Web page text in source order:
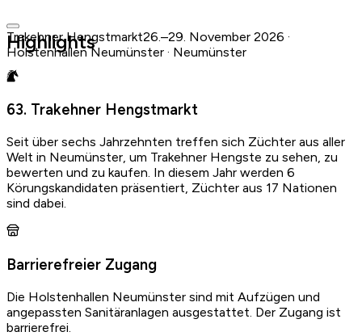
Trakehner Hengstmarkt26.–29. November 2026 ·
Holstenhallen Neumünster · Neumünster
Mehr erfahren
Offizielle Website ansehen
Apple & Outlook
Google
Highlights
63. Trakehner Hengstmarkt
Seit über sechs Jahrzehnten treffen sich Züchter aus aller
Welt in Neumünster, um Trakehner Hengste zu sehen, zu
bewerten und zu kaufen. In diesem Jahr werden 6
Körungskandidaten präsentiert, Züchter aus 17 Nationen
sind dabei.
Barrierefreier Zugang
Die Holstenhallen Neumünster sind mit Aufzügen und
angepassten Sanitäranlagen ausgestattet. Der Zugang ist
barrierefrei.